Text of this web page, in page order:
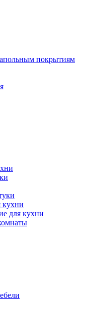
покрытиям
кухни
для кухни